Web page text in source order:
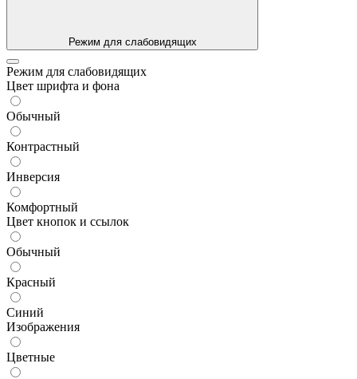
Режим для слабовидящих
Режим для слабовидящих
Цвет шрифта и фона
Обычный
Контрастный
Инверсия
Комфортный
Цвет кнопок и ссылок
Обычный
Красный
Синий
Изображения
Цветные